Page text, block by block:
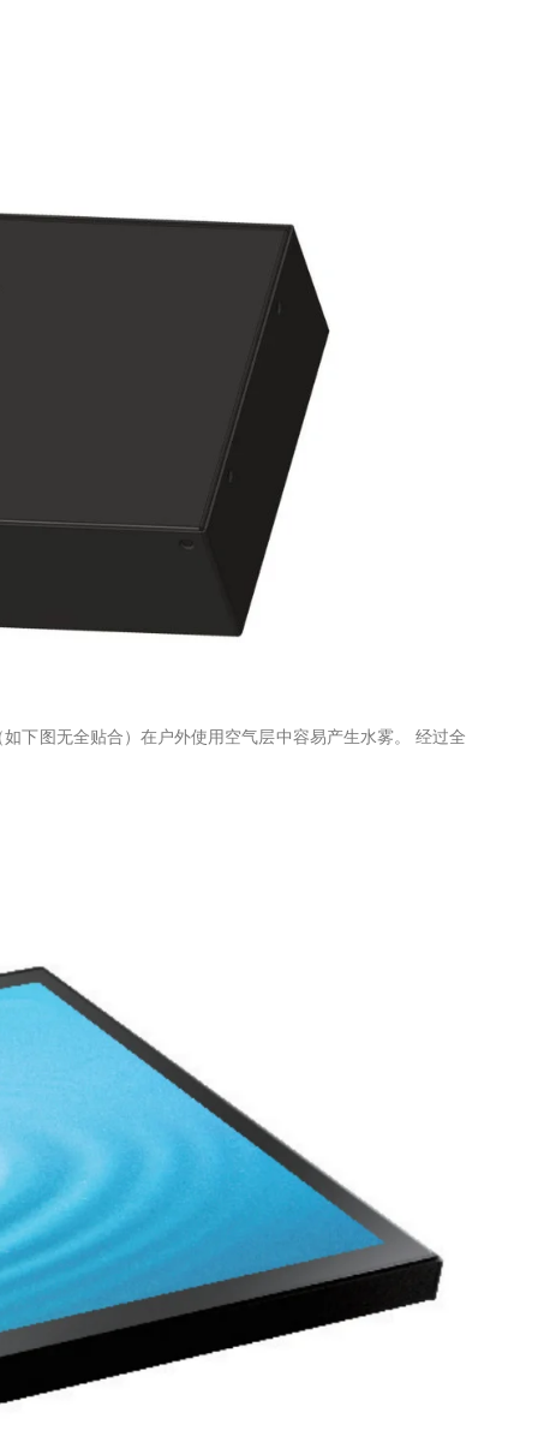
下图无全贴合）在户外使用空气层中容易产生水雾。 经过全